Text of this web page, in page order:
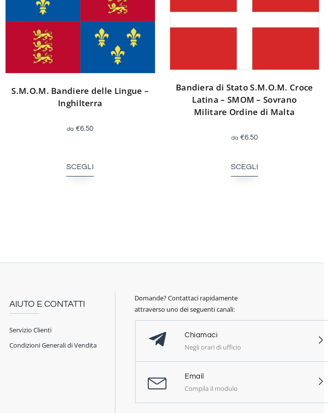
S.M.O.M. Bandiere delle Lingue –
Inghilterra
€6.50
SCEGLI
Bandiera di Stato S.M.O.M. Croce
Latina – SMOM – Sovrano
Militare Ordine di Malta
€6.50
SCEGLI
AIUTO E CONTATTI
Servizio Clienti
Condizioni Generali di Vendita
Domande? Contattaci rapidamente
attraverso uno dei seguenti canali:
Chiamaci
Negli orari di ufficio
Email
Compila il modulo